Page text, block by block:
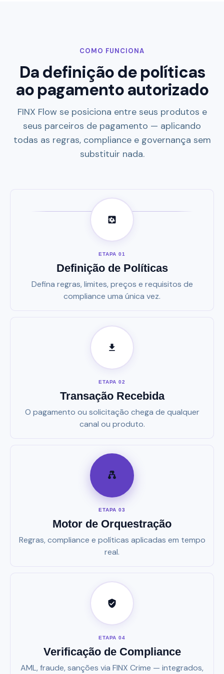
COMO FUNCIONA
Da definição de políticas
ao pagamento autorizado
FINX Flow se posiciona entre seus produtos e
seus parceiros de pagamento — aplicando
todas as regras, compliance e governança sem
substituir nada.
ETAPA 01
Definição de Políticas
Defina regras, limites, preços e requisitos de
compliance uma única vez.
ETAPA 02
Transação Recebida
O pagamento ou solicitação chega de qualquer
canal ou produto.
ETAPA 03
Motor de Orquestração
Regras, compliance e políticas aplicadas em tempo
real.
ETAPA 04
Verificação de Compliance
AML, fraude, sanções via FINX Crime — integrados,